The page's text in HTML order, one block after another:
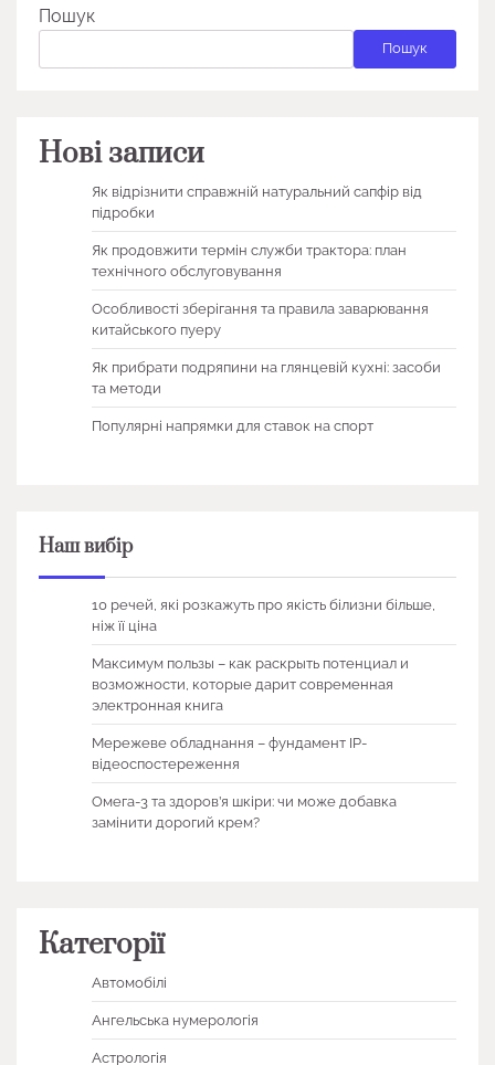
Пошук
Пошук
Нові записи
Як відрізнити справжній натуральний сапфір від
підробки
Як продовжити термін служби трактора: план
технічного обслуговування
Особливості зберігання та правила заварювання
китайського пуеру
Як прибрати подряпини на глянцевій кухні: засоби
та методи
Популярні напрямки для ставок на спорт
Наш вибір
10 речей, які розкажуть про якість білизни більше,
ніж її ціна
Максимум пользы – как раскрыть потенциал и
возможности, которые дарит современная
электронная книга
Мережеве обладнання – фундамент IP-
відеоспостереження
Омега-3 та здоров’я шкіри: чи може добавка
замінити дорогий крем?
Категорії
Автомобілі
Ангельська нумерологія
Астрологія